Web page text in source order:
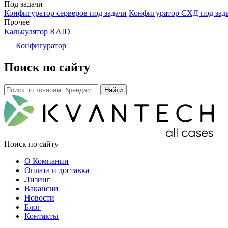
Под задачи
Конфигуратор серверов под задачи Конфигуратор СХД под
Прочее
Калькулятор RAID
Конфигуратор
Поиск по сайту
Поиск по сайту
О Компании
Оплата и доставка
Лизинг
Вакансии
Новости
Блог
Контакты